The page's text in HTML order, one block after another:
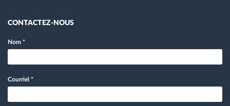
CONTACTEZ-NOUS
Nom *
Courriel *